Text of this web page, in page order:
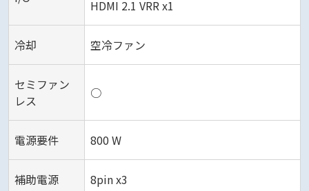
HDMI 2.1 VRR x1
冷却 空冷ファン
セミファン
レス
○
電源要件 800 W
補助電源 8pin x3